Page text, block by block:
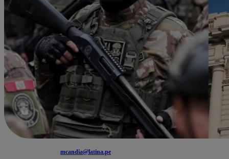
mcandia@latina.pe